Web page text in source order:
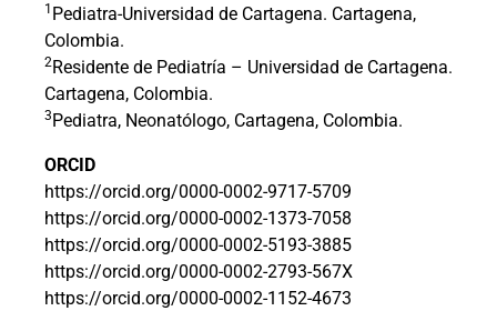
1 Pediatra-Universidad de Cartagena. Cartagena,
Colombia.
2Residente de Pediatría – Universidad de Cartagena.
Cartagena, Colombia.
3 Pediatra, Neonatólogo, Cartagena, Colombia.
ORCID
https://orcid.org/0000-0002-9717-5709
https://orcid.org/0000-0002-1373-7058
https://orcid.org/0000-0002-5193-3885
https://orcid.org/0000-0002-2793-567X
https://orcid.org/0000-0002-1152-4673